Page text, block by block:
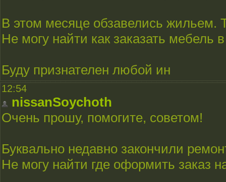
В этом месяце обзавелись жильем.
Не могу найти как заказать мебель
Буду признателен любой ин
12:54
nissanSoychoth
Очень прошу, помогите, советом!
Буквально недавно закончили
Не могу найти где оформить заказ